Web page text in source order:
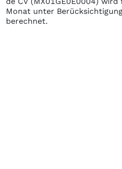
Monat unter
berechnet.